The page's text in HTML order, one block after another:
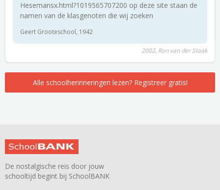
Hesemansx.html?1019565707200 op deze site staan de
namen van de klasgenoten die wij zoeken
Geert Grooteschool, 1942
2002, Ron van der Staak
Alle schoolherinneringen lezen? Registreer gratis!
De nostalgische reis door jouw
schooltijd begint bij SchoolBANK